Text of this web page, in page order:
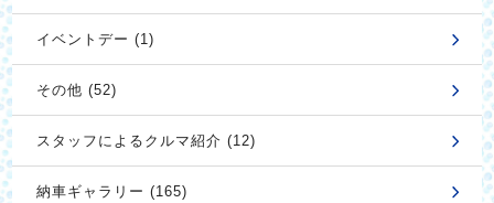
イベントデー (1)
その他 (52)
スタッフによるクルマ紹介 (12)
納車ギャラリー (165)